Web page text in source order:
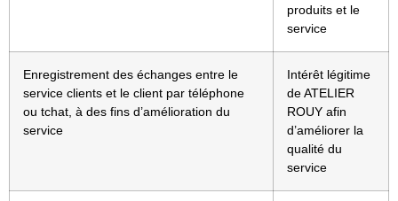
produits et le
service
Enregistrement des échanges entre le
service clients et le client par téléphone
ou tchat, à des fins d’amélioration du
service
Intérêt légitime
de ATELIER
ROUY afin
d’améliorer la
qualité du
service